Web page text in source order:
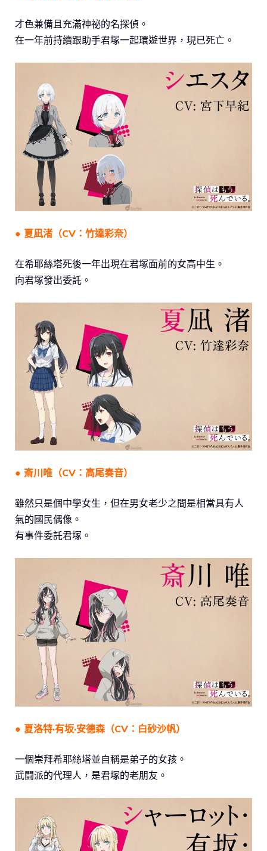
才色兼備且充滿神祕的名探偵。
在一年前持續跟助手君塚一起環遊世界，現已死亡。
● 夏凪渚（CV：竹達彩奈）
在希耶絲塔死後一年出現在君塚面前的女高中生。
向君塚發出委託。
● 斎川唯（CV：高尾奏音）
雖然只是個中學女生，但在男女老少之間是相當具有人
氣的國民偶像。
有事件委託君塚。
● 夏洛特·有坂·安德森（CV：白砂沙帆）
一個崇拜希耶絲塔並自稱是弟子的女孩。
武闘派的代理人，是君塚的老朋友。